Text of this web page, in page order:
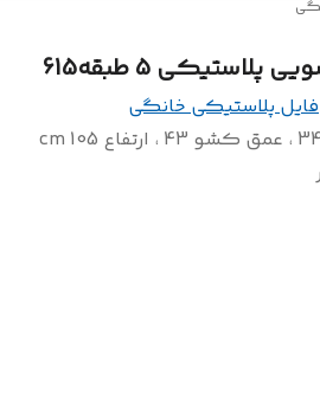
5 طبقه615
فایل پلاستیکی خانگی